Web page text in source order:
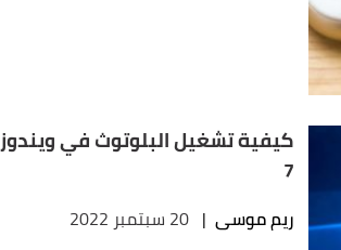
كيفية تشغيل البلوتوث في ويندوز
7
ريم موسى | 20 سبتمبر 2022